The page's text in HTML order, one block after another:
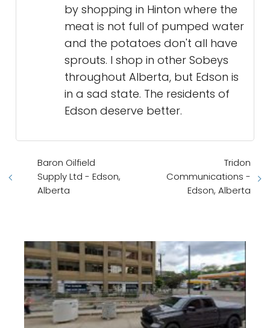
by shopping in Hinton where the
meat is not full of pumped water
and the potatoes don't all have
sprouts. I shop in other Sobeys
throughout Alberta, but Edson is
in a sad state. The residents of
Edson deserve better.
Baron Oilfield
Supply Ltd - Edson,
Alberta
Tridon
Communications -
Edson, Alberta